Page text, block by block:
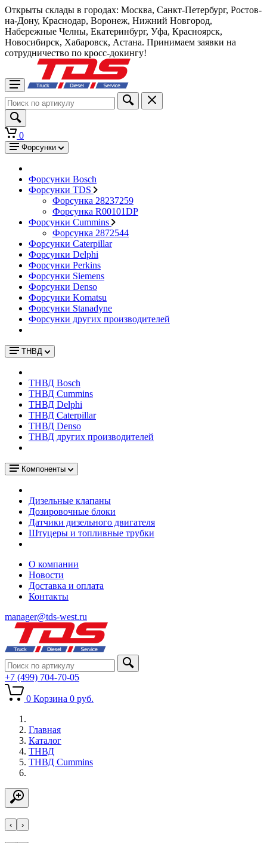
Открыты склады в городах: Москва, Санкт-Петербург, Ростов-
на-Дону, Краснодар, Воронеж, Нижний Новгород,
Набережные Челны, Екатеринбург, Уфа, Красноярск,
Новосибирск, Хабаровск, Астана. Принимаем заявки на
сотрудничество по кросс-докингу!
0
Форсунки
Форсунки Bosch
Форсунки TDS
Форсунка 28237259
Форсунка R00101DP
Форсунки Cummins
Форсунка 2872544
Форсунки Caterpillar
Форсунки Delphi
Форсунки Perkins
Форсунки Siemens
Форсунки Denso
Форсунки Komatsu
Форсунки Stanadyne
Форсунки других производителей
ТНВД
ТНВД Bosch
ТНВД Cummins
ТНВД Delphi
ТНВД Caterpillar
ТНВД Denso
ТНВД других производителей
Компоненты
Дизельные клапаны
Дозировочные блоки
Датчики дизельного двигателя
Штуцеры и топливные трубки
О компании
Новости
Доставка и оплата
Контакты
manager@tds-west.ru
+7 (499) 704-70-05
0 Корзина 0 руб.
Главная
Каталог
ТНВД
ТНВД Cummins
‹ ›